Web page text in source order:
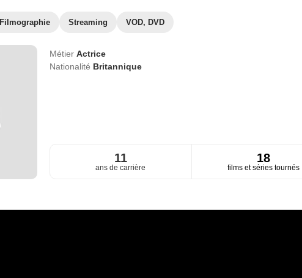
Filmographie Streaming VOD, DVD
Métier Actrice
Nationalité Britannique
11
ans de carrière
18
films et séries tournés